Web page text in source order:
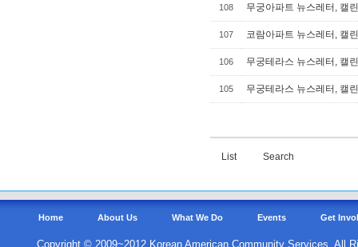
108 무궁아파트 뉴스레터, 캘
107 코람아파트 뉴스레터, 캘
106 무궁테라스 뉴스레터, 캘
105 무궁테라스 뉴스레터, 캘
List Search
Home About Us What We Do Events Get
Copyright © 2009~2012 Korean American Community Services. All